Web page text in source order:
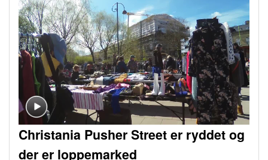
Christania Pusher Street er ryddet og
der er loppemarked